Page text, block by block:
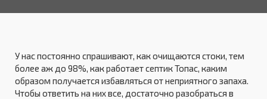
У нас постоянно спрашивают, как очищаются стоки, тем
более аж до 98%, как работает септик Топас, каким
образом получается избавляться от неприятного запаха.
Чтобы ответить на них все, достаточно разобраться в